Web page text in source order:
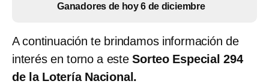
Ganadores de hoy 6 de diciembre
A continuación te brindamos información de
interés en torno a esteSorteo Especial 294
de la Lotería Nacional.